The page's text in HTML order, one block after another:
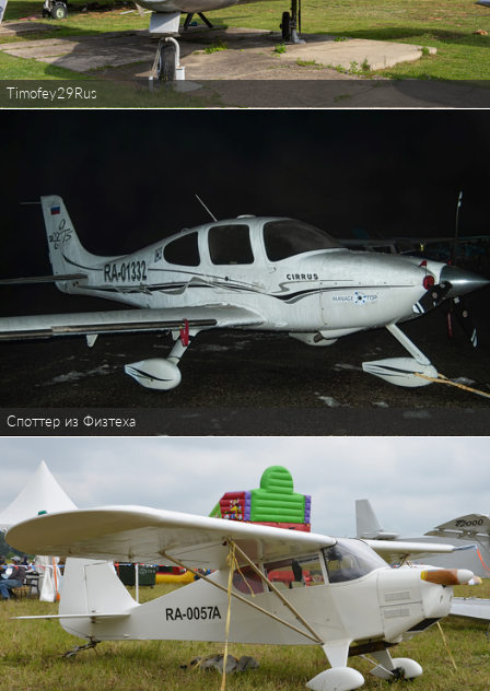
Timofey29Rus
Споттер из Физтеха